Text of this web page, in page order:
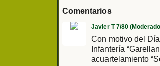
Comentarios
Javier T 7/80
Con motivo del
Infantería
acuartelamiento